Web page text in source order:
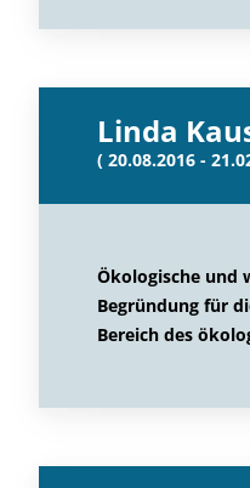
Linda
( 20.08.2016 -
Ökologische und
Begründung für
Bereich des